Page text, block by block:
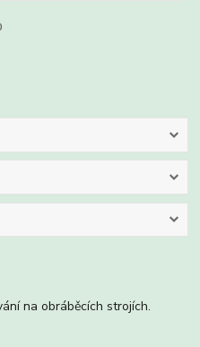
na obráběcích strojích.